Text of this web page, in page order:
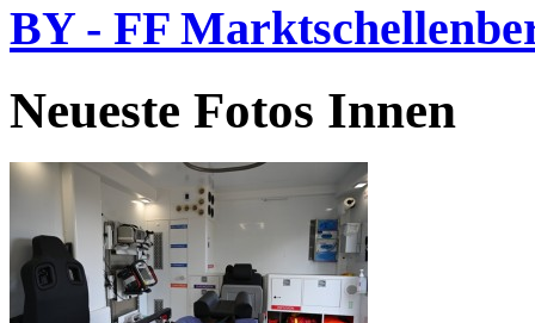
BY - FF
Neueste Fotos Innen